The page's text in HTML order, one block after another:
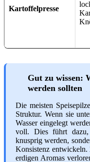
Kartoffelpresse
Gut zu wissen:
werden sollten
Die meisten
Struktur. Wenn sie
Wasser eingelegt
voll. Dies führt
knusprig werden,
Konsistenz entwickeln.
erdigen Aromas